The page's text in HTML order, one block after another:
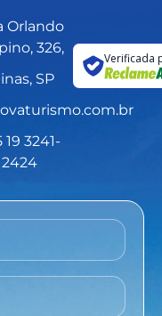
Orlando
326,
SP
19 3241-
2424
Verificada